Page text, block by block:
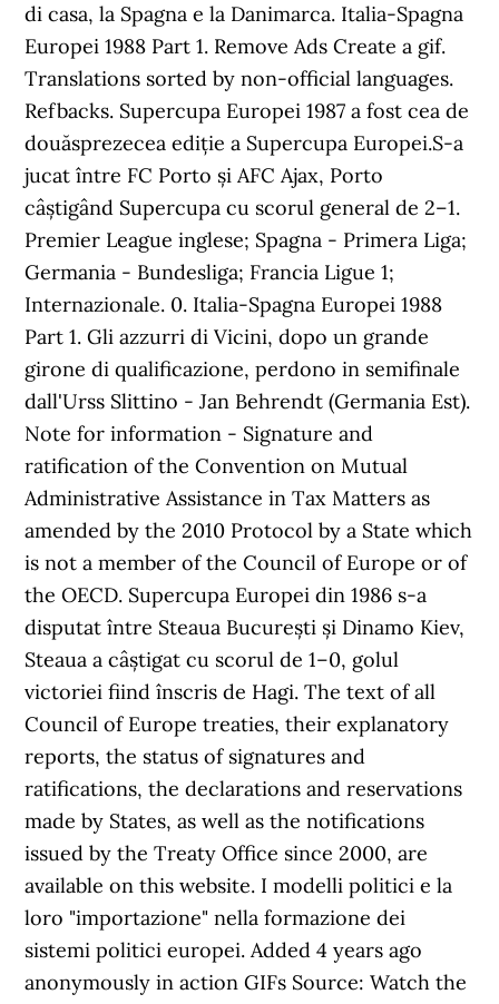
di casa, la Spa­gna e la Danimarca. Italia-Spagna
Europei 1988 Part 1. Remove Ads Create a gif.
Translations sorted by non-official languages.
Refbacks. Supercupa Europei 1987 a fost cea de
douăsprezecea ediție a Supercupa Europei.S-a
jucat între FC Porto și AFC Ajax, Porto
câștigând Supercupa cu scorul general de 2–1.
Premier League inglese; Spagna - Primera Liga;
Germania - Bundesliga; Francia Ligue 1;
Internazionale. 0. Italia-Spagna Europei 1988
Part 1. Gli azzurri di Vicini, dopo un grande
girone di qualificazione, perdono in semifinale
dall'Urss Slittino - Jan Behrendt (Germania Est).
Note for information - Signature and
ratification of the Convention on Mutual
Administrative Assistance in Tax Matters as
amended by the 2010 Protocol by a State which
is not a member of the Council of Europe or of
the OECD. Supercupa Europei din 1986 s-a
disputat între Steaua București și Dinamo Kiev,
Steaua a câștigat cu scorul de 1–0, golul
victoriei fiind înscris de Hagi. The text of all
Council of Europe treaties, their explanatory
reports, the status of signatures and
ratifications, the declarations and reservations
made by States, as well as the notifications
issued by the Treaty Office since 2000, are
available on this website. I modelli politici e la
loro "importazione" nella formazione dei
sistemi politici europei. Added 4 years ago
anonymously in action GIFs Source: Watch the